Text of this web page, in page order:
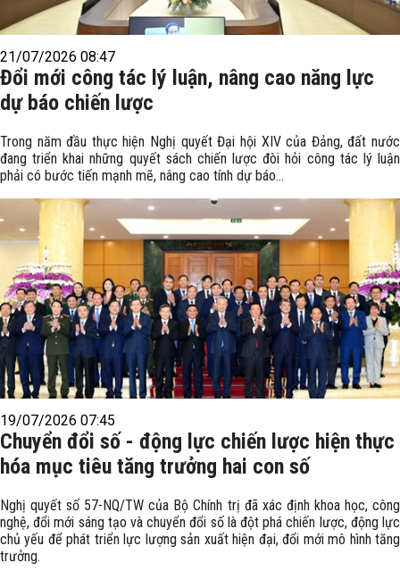
21/07/2026 08:47
Đổi mới công tác lý luận, nâng cao năng lực
dự báo chiến lược
Trong năm đầu thực hiện Nghị quyết Đại hội XIV của Đảng, đất nước
đang triển khai những quyết sách chiến lược đòi hỏi công tác lý luận
phải có bước tiến mạnh mẽ, nâng cao tính dự báo...
19/07/2026 07:45
Chuyển đổi số - động lực chiến lược hiện thực
hóa mục tiêu tăng trưởng hai con số
Nghị quyết số 57-NQ/TW của Bộ Chính trị đã xác định khoa học, công
nghệ, đổi mới sáng tạo và chuyển đổi số là đột phá chiến lược, động lực
chủ yếu để phát triển lực lượng sản xuất hiện đại, đổi mới mô hình tăng
trưởng.